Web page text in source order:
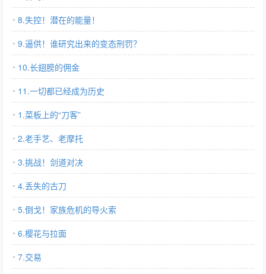
8.失控！潜在的能量！
9.逼供！谁研究出来的变态刑罚？
10.长翅膀的佣金
11.一切都已经成为历史
1.菜板上的“刀客”
2.老手艺、老摩托
3.挑战！剑道对决
4.丢失的古刀
5.倒戈！家族危机的导火索
6.樱花与拉面
7.交易